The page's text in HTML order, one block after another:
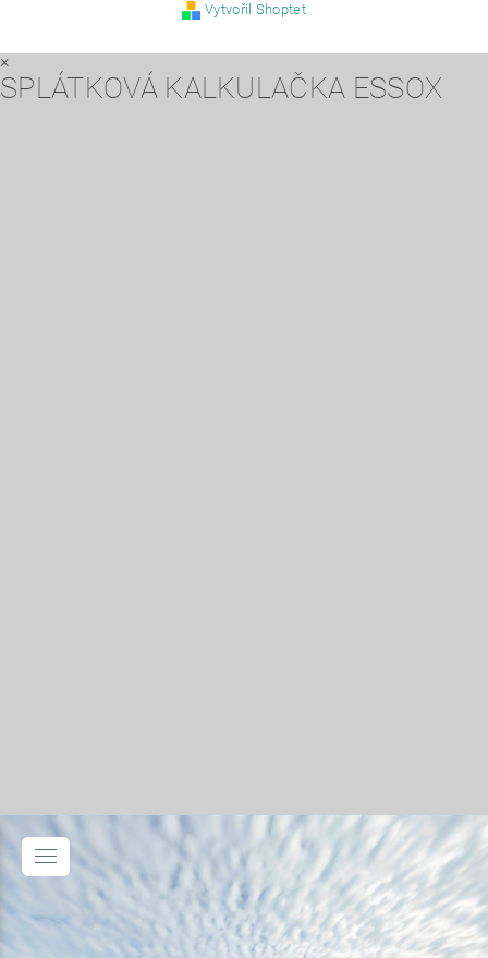
Vytvořil Shoptet
×
SPLÁTKOVÁ KALKULAČKA ESSOX